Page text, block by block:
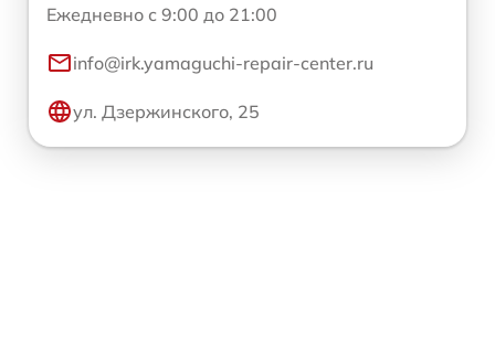
Ежедневно с 9:00 до 21:00
info@irk.yamaguchi-repair-center.ru
ул. Дзержинского, 25